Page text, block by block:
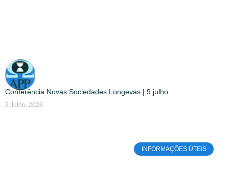
Conferência Novas Sociedades Longevas | 9 julho
2 Julho, 2026
INFORMAÇÕES ÚTEIS